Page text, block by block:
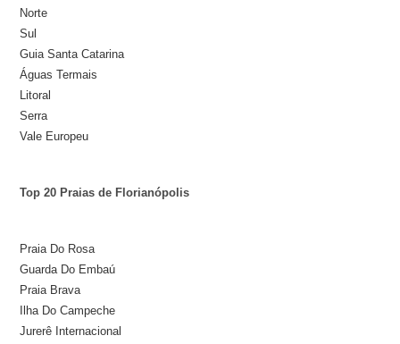
Norte
Sul
Guia Santa Catarina
Águas Termais
Litoral
Serra
Vale Europeu
Top 20 Praias de Florianópolis
Praia Do Rosa
Guarda Do Embaú
Praia Brava
Ilha Do Campeche
Jurerê Internacional